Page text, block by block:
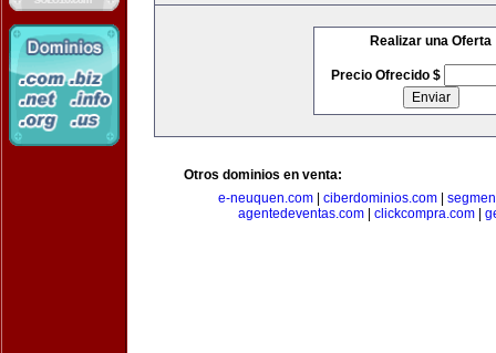
Realizar una Oferta
Precio Ofrecido $
Otros dominios en venta:
e-neuquen.com
ciberdominios.com
agentedeventas.com| clickcompra.com|